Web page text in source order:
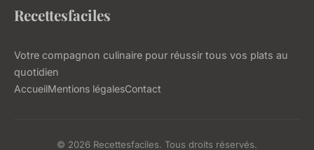
Recettesfaciles
Votre compagnon culinaire pour réussir tous vos plats au
quotidien
AccueilMentions légalesContact
© 2026 Recettesfaciles. Tous droits réservés.